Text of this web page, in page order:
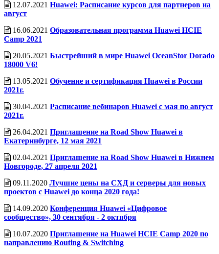
12.07.2021 Huawei: Расписание курсов для партнеров на
август
16.06.2021 Образовательная программа Huawei HCIE
Camp 2021
20.05.2021 Быстрейший в мире Huawei OceanStor Dorado
18000 V6!
13.05.2021 Обучение и сертификация Huawei в России
2021г.
30.04.2021 Расписание вебинаров Huawei с мая по август
2021г.
26.04.2021 Приглашение на Road Show Huawei в
Екатеринбурге, 12 мая 2021
02.04.2021 Приглашение на Road Show Huawei в Нижнем
Новгороде, 27 апреля 2021
09.11.2020 Лучшие цены на СХД и серверы для новых
проектов с Huawei до конца 2020 года!
14.09.2020 Конференция Huawei «Цифровое
сообщество», 30 сентября - 2 октября
10.07.2020 Приглашение на Huawei HCIE Camp 2020 по
направлению Routing & Switching